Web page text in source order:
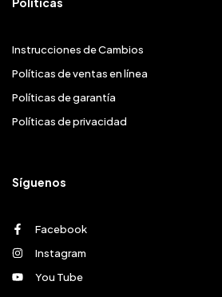
Instrucciones de Cambios
Políticas de ventas en línea
Políticas de garantía
Políticas de privacidad
Síguenos
Facebook
Instagram
You Tube